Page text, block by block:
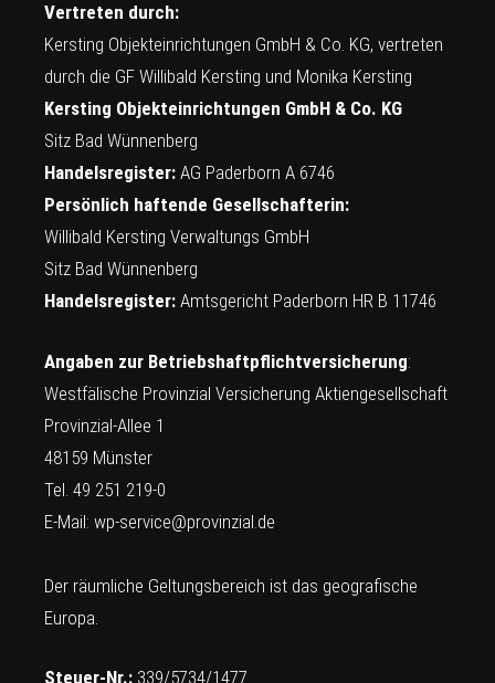
Vertreten durch:
Kersting Objekteinrichtungen GmbH & Co. KG, vertreten
durch die GF Willibald Kersting und Monika Kersting
Kersting Objekteinrichtungen GmbH & Co. KG
Sitz Bad Wünnenberg
Handelsregister: AG Paderborn A 6746
Persönlich haftende Gesellschafterin:
Willibald Kersting Verwaltungs GmbH
Sitz Bad Wünnenberg
Handelsregister: Amtsgericht Paderborn HR B 11746
Angaben zur Betriebshaftpflichtversicherung:
Westfälische Provinzial Versicherung Aktiengesellschaft
Provinzial-Allee 1
48159 Münster
Tel. 49 251 219-0
E-Mail: wp-service@provinzial.de
Der räumliche Geltungsbereich ist das geografische
Europa.
Steuer-Nr.: 339/5734/1477